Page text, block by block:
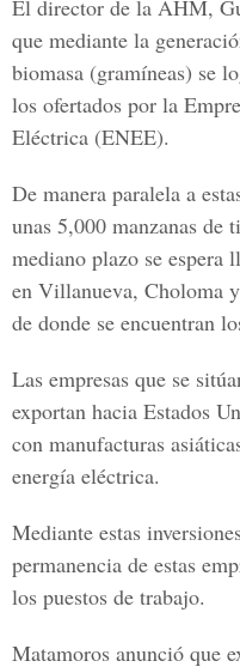
El director de la AHM,
que mediante la
biomasa (gramíneas) se
los ofertados por la
Eléctrica (ENEE).
De manera paralela a
unas 5,000 manzanas de
mediano plazo se espera
en Villanueva, Choloma
de donde se encuentran
Las empresas que se
exportan hacia Estados
con manufacturas
energía eléctrica.
Mediante estas
permanencia de estas
los puestos de trabajo.
Matamoros anunció que